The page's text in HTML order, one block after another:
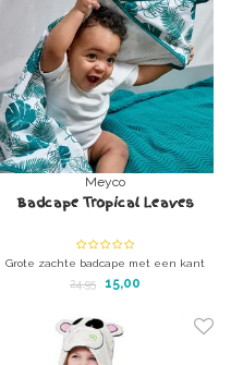
Meyco
Badcape Tropical Leaves
Grote zachte badcape met een kant
katoen, andere kant badstof (ook katoen
24,95 15,00